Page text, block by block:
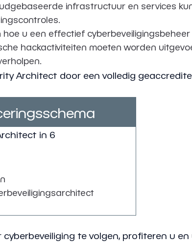
infrastructuur en services
hoe u een effectief
hackactiviteiten moeten worden
Architect door een volledig
in 6
te volgen, profiteren u